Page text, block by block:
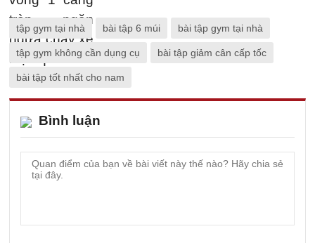
tập gym tại nhà bài tập 6 múi bài tập gym tại nhà
tập gym không cần dụng cụ bài tập giảm cân cấp tốc
bài tập tốt nhất cho nam
Bình luận